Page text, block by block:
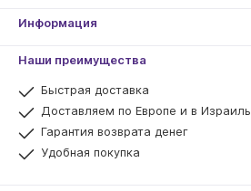
Информация
Наши преимущества
Быстрая доставка
Доставляем по Европе и в Израиль
Гарантия возврата денег
Удобная покупка